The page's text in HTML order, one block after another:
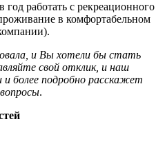
работать с рекреационного
в комфортабельном
и Вы хотели бы стать
свой отклик, и наш
более подробно расскажет
.